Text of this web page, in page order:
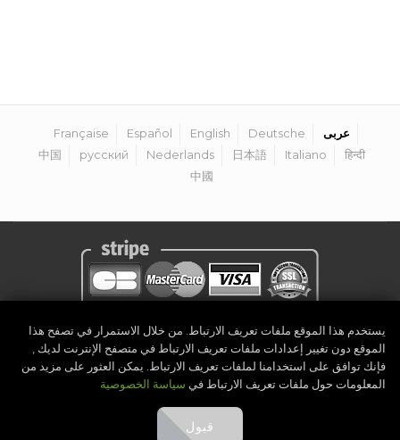
عربى Deutsche
English
Español
Française
हिन्दी
Italiano
日本語
Nederlands
русский
中国
中國
يستخدم هذا الموقع ملفات تعريف الارتباط. من خلال الاستمرار في تصفح هذا
الموقع دون تغيير إعدادات ملفات تعريف الارتباط في متصفح الإنترنت لديك ,
فإنك توافق على استخدامنا لملفات تعريف الارتباط. يمكن العثور على مزيد من
المعلومات حول ملفات تعريف الارتباط في سياسة الخصوصية
قبول
سياسة الخصوصية | إشعار قانوني | الشروط والأحكام | كن منظم | الاتصال
2026
Golf Competitions @DigitalEventSystem